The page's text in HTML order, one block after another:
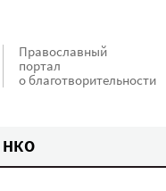
Православный
портал
о благотворительности